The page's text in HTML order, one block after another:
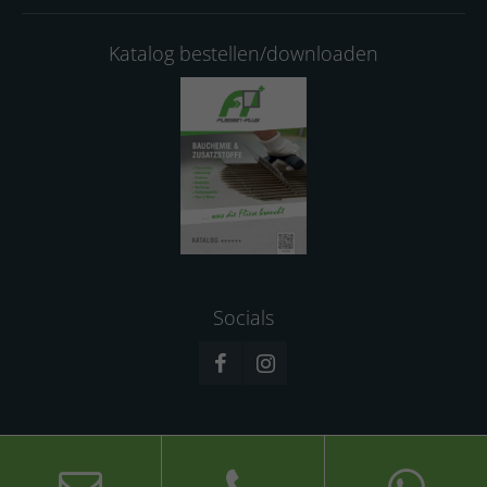
Katalog bestellen/downloaden
Socials